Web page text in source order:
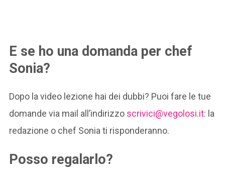
E se ho una domanda per chef
Sonia?
Dopo la video lezione hai dei dubbi? Puoi fare le tue
domande via mail all’indirizzo scrivici@vegolosi.it: la
redazione o chef Sonia ti risponderanno.
Posso regalarlo?